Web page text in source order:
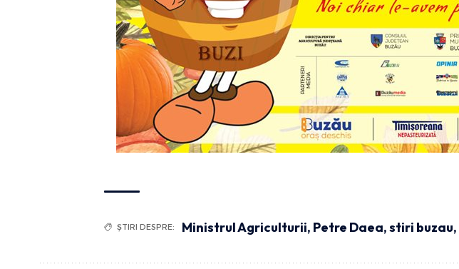
ȘTIRI DESPRE: Ministrul Agriculturii, Petre Daea,stiri buzau,